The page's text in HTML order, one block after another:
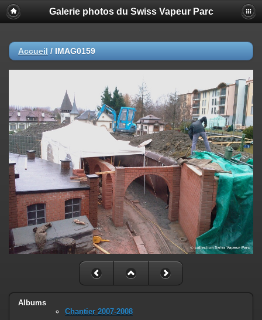
Galerie photos du Swiss Vapeur Parc
Accueil / IMAG0159
Albums
Chantier 2007-2008